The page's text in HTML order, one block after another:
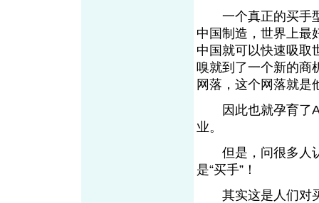
一个真正的买手
中国制造，世界上最
中国就可以快速吸取
嗅就到了一个新的商
网落，这个网落就
因此也就孕育了
业。
但是，问很多人认
是“买手”！
其实这是人们对买